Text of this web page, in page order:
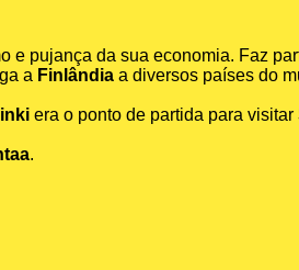
e pujança da sua economia. Faz
a Finlândia a diversos países do
era o ponto de partida para visitar
.